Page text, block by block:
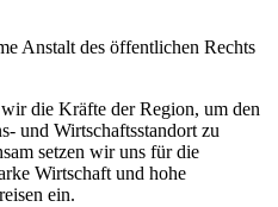
Anstalt des öffentlichen Rechts
die Kräfte der Region, um den
und Wirtschaftsstandort zu
setzen wir uns für die
Wirtschaft und hohe
ein.